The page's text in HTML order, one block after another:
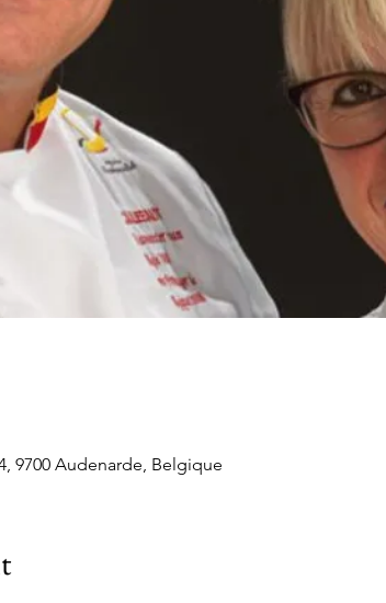
9700 Audenarde, Belgique